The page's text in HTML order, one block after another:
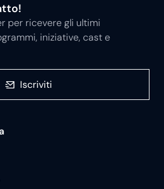
per ricevere gli ultimi
iniziative, cast e
Iscriviti